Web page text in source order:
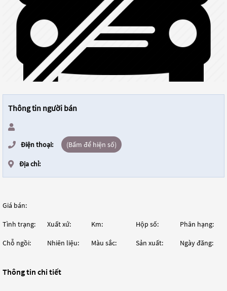
Thông tin người bán
Điện thoại: (Bấm để hiện số)
Địa chỉ:
Giá bán:
Tình trạng: Xuất xứ: Km: Hộp số: Phân hạng:
Chỗ ngồi: Nhiên liệu: Màu sắc: Sản xuất: Ngày đăng:
Thông tin chi tiết